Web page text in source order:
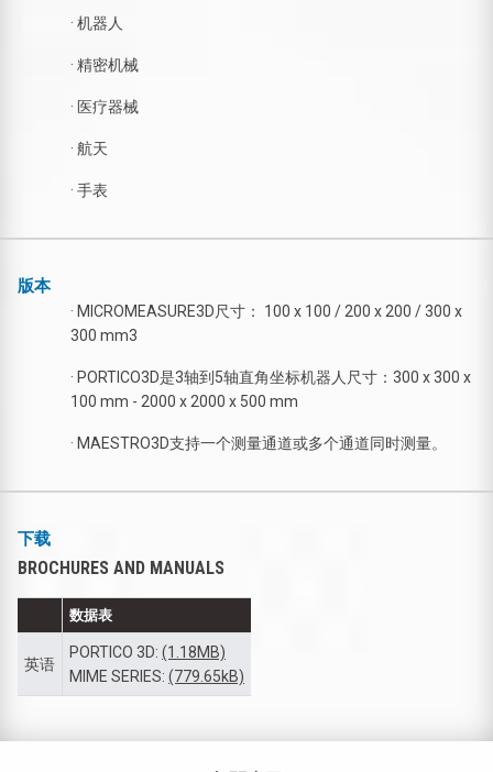
· 机器人
· 精密机械
· 医疗器械
· 航天
· 手表
版本
· MICROMEASURE3D尺寸： 100 x 100 / 200 x 200 / 300 x
300 mm3
· PORTICO3D是3轴到5轴直角坐标机器人尺寸：300 x 300 x
100 mm - 2000 x 2000 x 500 mm
· MAESTRO3D支持一个测量通道或多个通道同时测量。
下载
BROCHURES AND MANUALS
数据表
英语
PORTICO 3D: (1.18MB)
MIME SERIES: (779.65kB)